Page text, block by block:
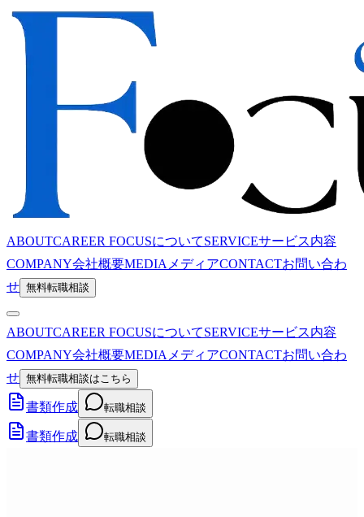
ABOUTCAREER FOCUSについてSERVICEサービス内容
COMPANY会社概要MEDIA メディアCONTACTお問い合わ
せ 無料転職相談
ABOUTCAREER FOCUSについてSERVICEサービス内容
COMPANY会社概要MEDIA メディアCONTACTお問い合わ
せ 無料転職相談はこちら
書類作成 転職相談
書類作成 転職相談